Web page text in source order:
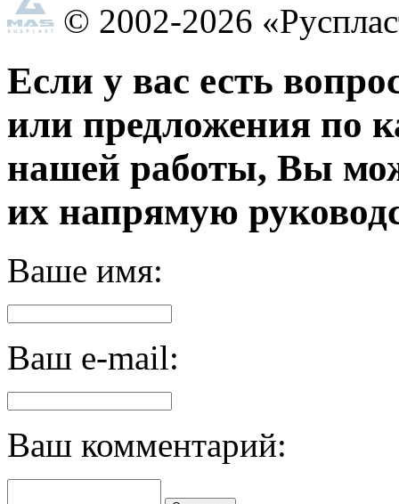
© 2002-2026
Если у вас есть
или предложения по
нашей работы, Вы
их напрямую
Ваше имя:
Ваш e-mail:
Ваш комментарий: